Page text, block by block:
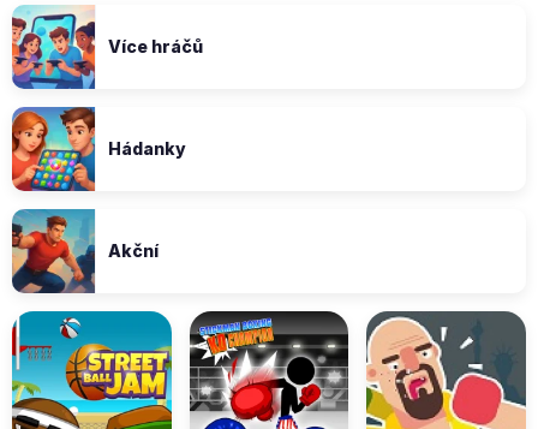
Více hráčů
Hádanky
Akční